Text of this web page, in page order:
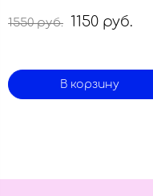
1550 руб. 1150 руб.
В корзину